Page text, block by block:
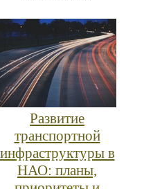
Развитие
транспортной
инфраструктуры в
НАО: планы,